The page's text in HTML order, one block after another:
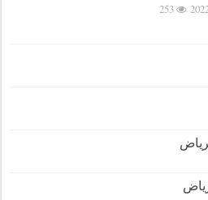
253